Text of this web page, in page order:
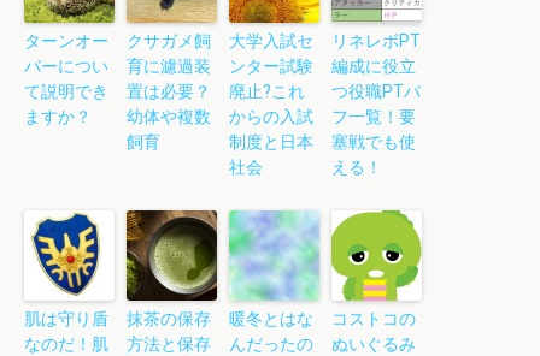
ターンオー
バーについ
て説明でき
ますか？
クサガメ飼
育に濾過装
置は必要？
幼体や複数
飼育
大学入試セ
ンター試験
廃止?これ
からの入試
制度と日本
社会
リネレボPT
編成に役立
つ役職PTバ
フ一覧！要
塞戦でも使
える！
肌は守り盾
なのだ！肌
抹茶の保存
方法と保存
暖冬とはな
んだったの
コストコの
ぬいぐるみ